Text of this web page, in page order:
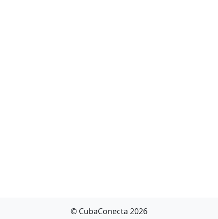
© CubaConecta 2026